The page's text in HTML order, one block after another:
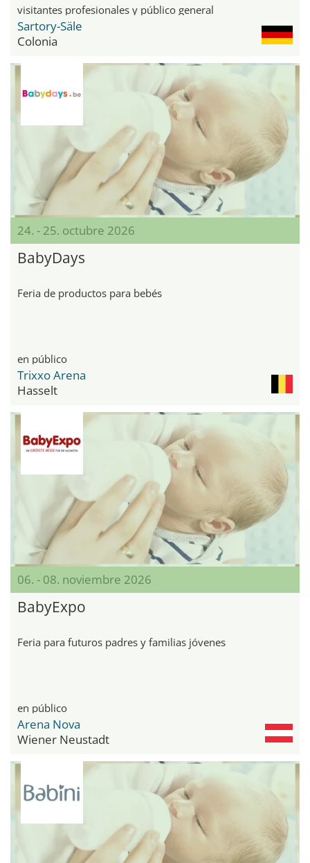
visitantes profesionales y público general
Sartory-Säle
Colonia
24. - 25. octubre 2026
BabyDays
Feria de productos para bebés
en público
Trixxo Arena
Hasselt
06. - 08. noviembre 2026
BabyExpo
Feria para futuros padres y familias jóvenes
en público
Arena Nova
Wiener Neustadt